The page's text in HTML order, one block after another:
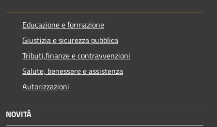
Educazione e formazione
Giustizia e sicurezza pubblica
Tributi,finanze e contravvenzioni
Salute, benessere e assistenza
Autorizzazioni
NOVITÀ